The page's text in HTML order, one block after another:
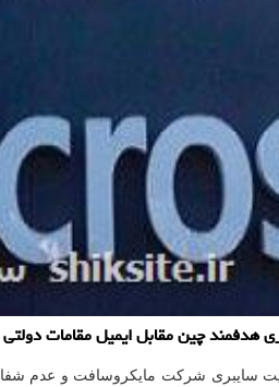
هدفمند چین مقابل ایمیل مقامات
سایبری شرکت مایکروسافت و عدم